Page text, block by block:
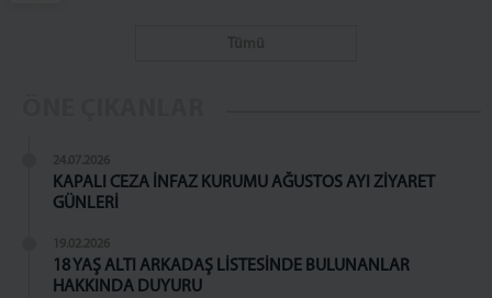
İLETİŞİM
24.07.2026
KAPALI CEZA İNFAZ KURUMU AĞUSTOS AYI ZİYARET
GÜNLERİ
19.02.2026
18 YAŞ ALTI ARKADAŞ LİSTESİNDE BULUNANLAR
HAKKINDA DUYURU